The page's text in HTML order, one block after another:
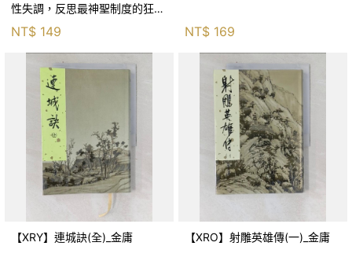
性失調，反思最神聖制度的狂亂
NT$ 149 NT$ 169
【XRY】連城訣(全)_金庸 【XRO】射雕英雄傳(一)_金庸